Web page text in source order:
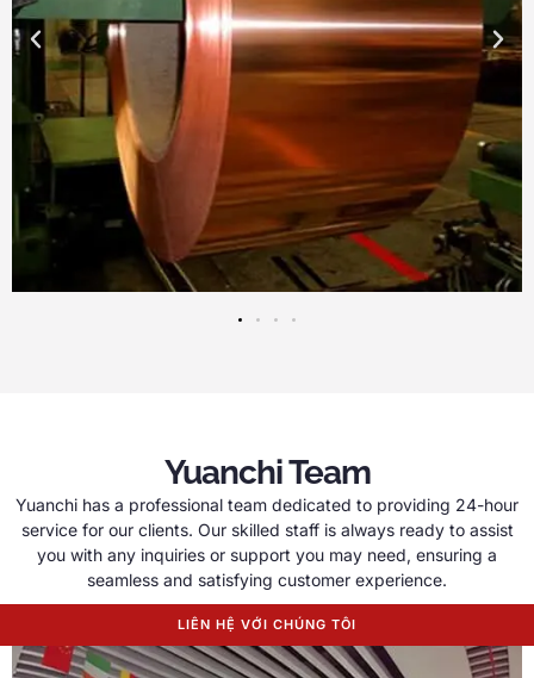
Yuanchi Team
Yuanchi has a professional team dedicated to providing 24-hour
service for our clients. Our skilled staff is always ready to assist
you with any inquiries or support you may need, ensuring a
seamless and satisfying customer experience.
LIÊN HỆ VỚI CHÚNG TÔI